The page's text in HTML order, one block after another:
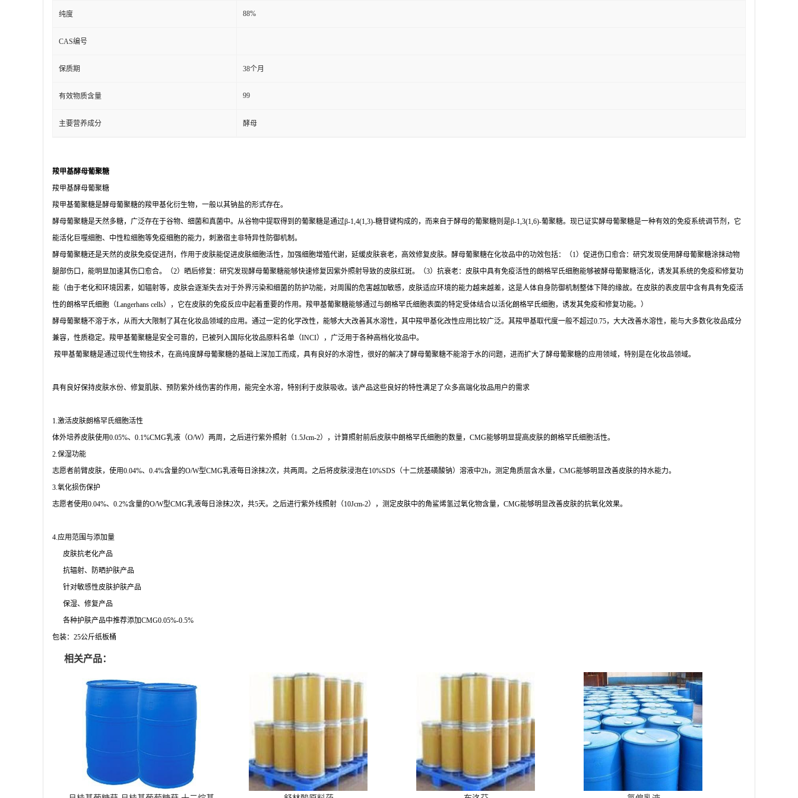
纯度 88%
CAS编号
保质期 38个月
有效物质含量 99
主要营养成分 酵母
羧甲基酵母葡聚糖
羧甲基酵母葡聚糖
羧甲基葡聚糖是酵母葡聚糖的羧甲基化衍生物，一般以其钠盐的形式存在。
酵母葡聚糖是天然多糖，广泛存在于谷物、细菌和真菌中。从谷物中提取得到的葡聚糖是通过β-1,4(1,3)-糖苷键构成的，而来自于酵母的葡聚糖则是β-1,3(1,6)-葡聚糖。现已证实酵母葡聚糖是一种有效的免疫系统调节剂，它
能活化巨噬细胞、中性粒细胞等免疫细胞的能力，刺激宿主非特异性防御机制。
酵母葡聚糖还是天然的皮肤免疫促进剂，作用于皮肤能促进皮肤细胞活性，加强细胞增殖代谢，延缓皮肤衰老，高效修复皮肤。酵母葡聚糖在化妆品中的功效包括：（1）促进伤口愈合：研究发现使用酵母葡聚糖涂抹动物
腿部伤口，能明显加速其伤口愈合。（2）晒后修复：研究发现酵母葡聚糖能够快速修复因紫外照射导致的皮肤红斑。（3）抗衰老：皮肤中具有免疫活性的朗格罕氏细胞能够被酵母葡聚糖活化，诱发其系统的免疫和修复功
能（由于老化和环境因素，如辐射等，皮肤会逐渐失去对于外界污染和细菌的防护功能，对周围的危害越加敏感，皮肤适应环境的能力越来越差，这是人体自身防御机制整体下降的缘故。在皮肤的表皮层中含有具有免疫活
性的朗格罕氏细胞（Langerhans cells），它在皮肤的免疫反应中起着重要的作用。羧甲基葡聚糖能够通过与朗格罕氏细胞表面的特定受体结合以活化朗格罕氏细胞，诱发其免疫和修复功能。）
酵母葡聚糖不溶于水，从而大大限制了其在化妆品领域的应用。通过一定的化学改性，能够大大改善其水溶性，其中羧甲基化改性应用比较广泛。其羧甲基取代度一般不超过0.75，大大改善水溶性，能与大多数化妆品成分
兼容，性质稳定。羧甲基葡聚糖是安全可靠的，已被列入国际化妆品原料名单（INCI），广泛用于各种高档化妆品中。
羧甲基葡聚糖是通过现代生物技术，在高纯度酵母葡聚糖的基础上深加工而成，具有良好的水溶性，很好的解决了酵母葡聚糖不能溶于水的问题，进而扩大了酵母葡聚糖的应用领域，特别是在化妆品领域。
具有良好保持皮肤水份、修复肌肤、预防紫外线伤害的作用，能完全水溶，特别利于皮肤吸收。该产品这些良好的特性满足了众多高端化妆品用户的需求
1.激活皮肤朗格罕氏细胞活性
体外培养皮肤使用0.05%、0.1%CMG乳液（O/W）两周，之后进行紫外照射（1.5Jcm-2），计算照射前后皮肤中朗格罕氏细胞的数量，CMG能够明显提高皮肤的朗格罕氏细胞活性。
2.保湿功能
志愿者前臂皮肤，使用0.04%、0.4%含量的O/W型CMG乳液每日涂抹2次，共两周。之后将皮肤浸泡在10%SDS（十二烷基磺酸钠）溶液中2h，测定角质层含水量，CMG能够明显改善皮肤的持水能力。
3.氧化损伤保护
志愿者使用0.04%、0.2%含量的O/W型CMG乳液每日涂抹2次，共5天。之后进行紫外线照射（10Jcm-2），测定皮肤中的角鲨烯氢过氧化物含量，CMG能够明显改善皮肤的抗氧化效果。
4.应用范围与添加量
皮肤抗老化产品
抗辐射、防晒护肤产品
针对敏感性皮肤护肤产品
保湿、修复产品
各种护肤产品中推荐添加CMG0.05%-0.5%
包装： 25公斤纸板桶
相关产品：